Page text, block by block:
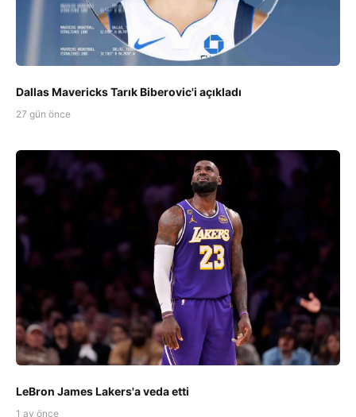
Dallas Mavericks Tarık Biberovic'i açıkladı
27 gün önce
LeBron James Lakers'a veda etti
1 ay önce